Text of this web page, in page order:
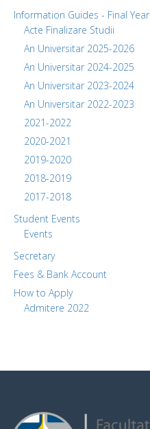
Information Guides - Final Year
Acte Finalizare Studii
An Universitar 2025-2026
An Universitar 2024-2025
An Universitar 2023-2024
An Universitar 2022-2023
2021-2022
2020-2021
2019-2020
2018-2019
2017-2018
Student Events
Events
Secretary
Fees & Bank Account
How to Apply
Admitere 2022